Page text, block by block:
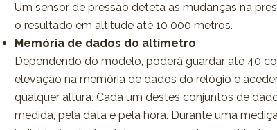
Um sensor de pressão deteta as mudanças na
o resultado em altitude até 10 000 metros.
Memória de dados do altímetro
Dependendo do modelo, poderá guardar até 40
elevação na memória de dados do relógio e
qualquer altura. Cada um destes conjuntos de
medida, pela data e pela hora. Durante uma